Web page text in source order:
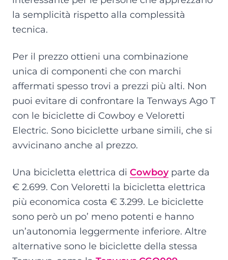
la semplicità rispetto alla complessità
tecnica.
Per il prezzo ottieni una combinazione
unica di componenti che con marchi
affermati spesso trovi a prezzi più alti. Non
puoi evitare di confrontare la Tenways Ago T
con le biciclette di Cowboy e Veloretti
Electric. Sono biciclette urbane simili, che si
avvicinano anche al prezzo.
Una bicicletta elettrica di Cowboyparte da
€ 2.699. Con Veloretti la bicicletta elettrica
più economica costa € 3.299. Le biciclette
sono però un po’ meno potenti e hanno
un’autonomia leggermente inferiore. Altre
alternative sono le biciclette della stessa